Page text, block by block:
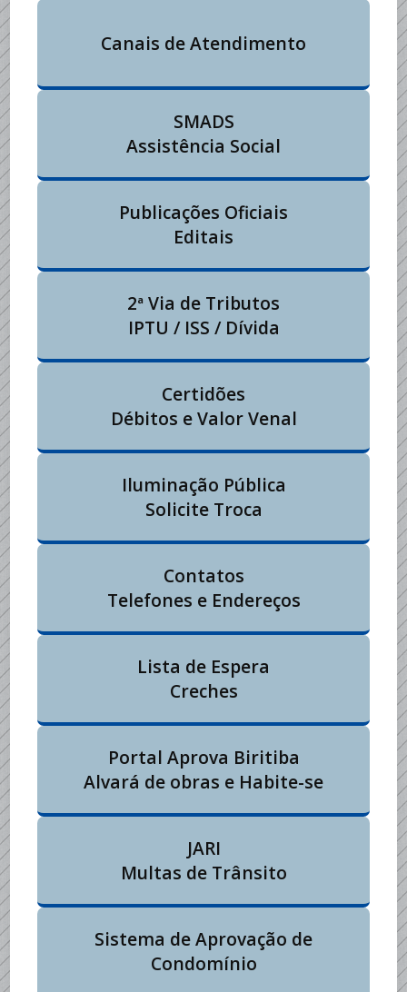
Canais de Atendimento
SMADS
Assistência Social
Publicações Oficiais
Editais
2ª Via de Tributos
IPTU / ISS / Dívida
Certidões
Débitos e Valor Venal
Iluminação Pública
Solicite Troca
Contatos
Telefones e Endereços
Lista de Espera
Creches
Portal Aprova Biritiba
Alvará de obras e Habite-se
JARI
Multas de Trânsito
Sistema de Aprovação de
Condomínio